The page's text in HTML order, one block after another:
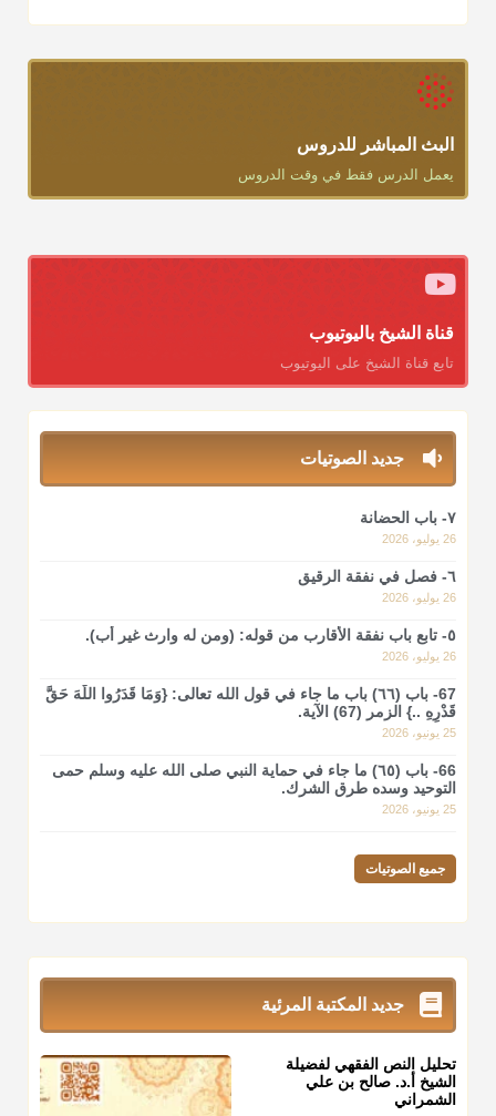
دعاء ختم القرآن في الصلاة أقرب إلى البدعة
منذ 3 شهر
أ.د. صالح الشمراني
ومن المعاصرين أنكره الشيخ بكر أبو زيد وابن عثيمين، وحسبك
بقول الإمام مالك رحمه الله :"ما سمعتُ أنه يدعو عند ختم القرآن
وما هو من عمل الناس"
أ.د. صالح الشمراني
@d_alshamrani
لا أعلم لدعاء ختم القرآن في الصلاة أصلاً صحيحاً يعتمد عليه من
سنة الرسول صلى الله عليه وسلّم، ولا من عمل الصحابة رضي الله
عنهم. ابن عثيمين.
منذ 3 شهر
@d_alshamrani
نرى اليوم بأبصارنا بعض ما رأى العلماء ببصائرهم: "والرافضة ليس
كلها سود" ابن تيمية.
منذ 3 شهر
أ.د. صالح الشمراني
المعتدلين غير مقبوضتين ولا مبسوطتين أربع مرات من الرز أو البر
أو التمر أو اللحم
منذ 3 شهر
أ.د. صالح الشمراني
البث المباشر للدروس
يعمل الدرس فقط في وقت الدروس
قناة الشيخ باليوتيوب
تابع قناة الشيخ على اليوتيوب
جديد الصوتيات
٧- باب الحضانة
26 يوليو، 2026
٦- فصل في نفقة الرقيق
26 يوليو، 2026
٥- تابع باب نفقة الأقارب من قوله: (ومن له وارث غير أب).
26 يوليو، 2026
67- باب (٦٦) باب ما جاء في قول الله تعالى: {وَمَا قَدَرُوا اللَّهَ حَقَّ
قَدْرِهِ ..} الزمر (67) الآية.
25 يونيو، 2026
66- باب (٦٥) ما جاء في حماية النبي صلى الله عليه وسلم حمى
التوحيد وسده طرق الشرك.
25 يونيو، 2026
جميع الصوتيات
جديد المكتبة المرئية
تحليل النص الفقهي لفضيلة
الشيخ أ.د. صالح بن علي
الشمراني